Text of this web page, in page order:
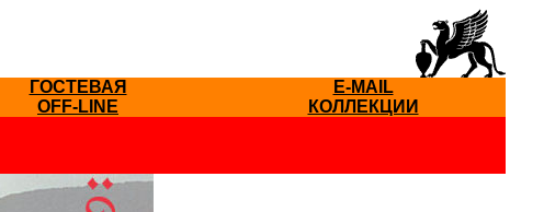
ГОСТЕВАЯ
E-MAIL
OFF-LINE КОЛЛЕКЦИИ